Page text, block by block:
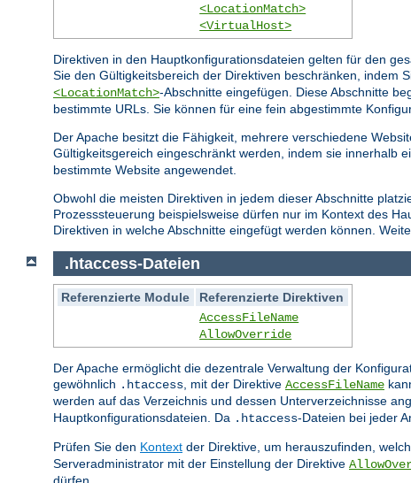
<LocationMatch>
<VirtualHost>
Direktiven in den Hauptkonfigurationsdateien gelten für den
Sie den Gültigkeitsbereich der Direktiven beschränken, indem
<LocationMatch>-Abschnitte eingefügen. Diese Abschnitte
bestimmte URLs. Sie können für eine fein abgestimmte
Der Apache besitzt die Fähigkeit, mehrere verschiedene
Gültigkeitsgereich eingeschränkt werden, indem sie innerhalb
bestimmte Website angewendet.
Obwohl die meisten Direktiven in jedem dieser Abschnitte
Prozesssteuerung beispielsweise dürfen nur im Kontext des
Direktiven in welche Abschnitte eingefügt werden können.
.htaccess-Dateien
Referenzierte Module
Referenzierte Direktiven
AccessFileName
AllowOverride
Der Apache ermöglicht die dezentrale Verwaltung der
gewöhnlich .htaccess, mit der Direktive AccessFileName
werden auf das Verzeichnis und dessen Unterverzeichnisse
Hauptkonfigurationsdateien. Da .htaccess-Dateien bei jeder
Prüfen Sie den Kontext der Direktive, um herauszufinden,
Serveradministrator mit der Einstellung der Direktive